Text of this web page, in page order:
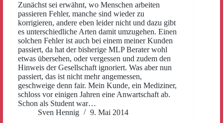
Zunächst sei erwähnt, wo Menschen arbeiten
passieren Fehler, manche sind wieder zu
korrigieren, andere eben leider nicht und dazu gibt
es unterschiedliche Arten damit umzugehen. Einen
solchen Fehler ist auch bei einem meiner Kunden
passiert, da hat der bisherige MLP Berater wohl
etwas übersehen, oder vergessen und zudem den
Hinweis der Gesellschaft ignoriert. Was aber nun
passiert, das ist nicht mehr angemessen,
geschweige denn fair. Mein Kunde, ein Mediziner,
schloss vor einigen Jahren eine Anwartschaft ab.
Schon als Student war…
Sven Hennig
9. Mai 2014